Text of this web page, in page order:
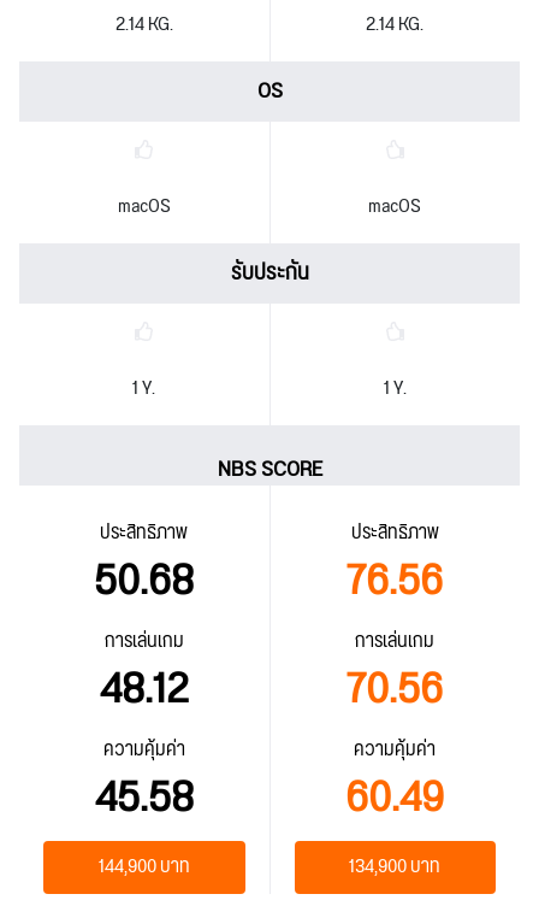
2.14 KG. 2.14 KG.
OS
macOS macOS
รับประกัน
1 Y. 1 Y.
NBS SCORE
ประสิทธิภาพ
50.68
การเล่นเกม
48.12
ความคุ้มค่า
45.58
ประสิทธิภาพ
76.56
การเล่นเกม
70.56
ความคุ้มค่า
60.49
144,900 บาท 134,900 บาท